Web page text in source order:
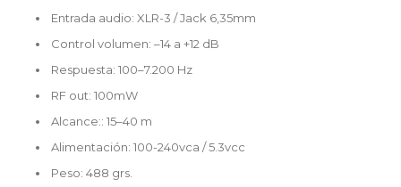
Entrada audio: XLR-3 / Jack 6,35mm
Control volumen: –14 a +12 dB
Respuesta: 100–7.200 Hz
RF out: 100mW
Alcance:: 15–40 m
Alimentación: 100-240vca / 5.3vcc
Peso: 488 grs.